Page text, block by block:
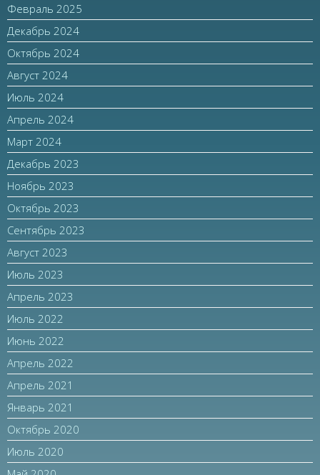
Февраль 2025
Декабрь 2024
Октябрь 2024
Август 2024
Июль 2024
Апрель 2024
Март 2024
Декабрь 2023
Ноябрь 2023
Октябрь 2023
Сентябрь 2023
Август 2023
Июль 2023
Апрель 2023
Июль 2022
Июнь 2022
Апрель 2022
Апрель 2021
Январь 2021
Октябрь 2020
Июль 2020